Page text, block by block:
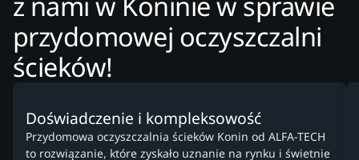
przydomowej oczyszczalni
ścieków!
Doświadczenie i kompleksowość
Przydomowa oczyszczalnia ścieków Konin od ALFA-TECH
to rozwiązanie, które zyskało uznanie na rynku i świetnie